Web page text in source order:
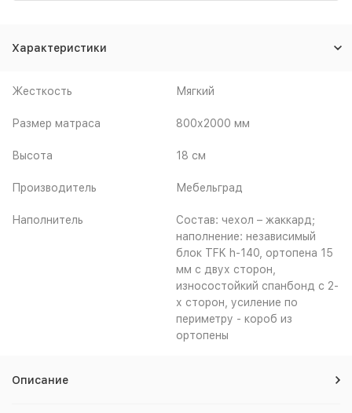
Характеристики
Жесткость Мягкий
Размер матраса 800х2000 мм
Высота 18 см
Производитель Мебельград
Наполнитель
Состав: чехол – жаккард;
наполнение: независимый
блок TFK h-140, ортопена 15
мм с двух сторон,
износостойкий спанбонд с 2-
х сторон, усиление по
периметру - короб из
ортопены
Описание